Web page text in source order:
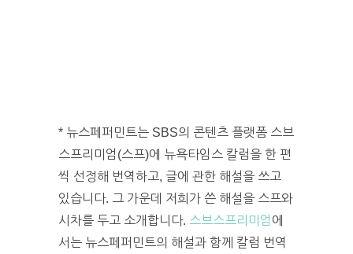
* 뉴스페퍼민트는 SBS의 콘텐츠 플랫폼 스브
스프리미엄(스프)에 뉴욕타임스 칼럼을 한 편
씩 선정해 번역하고, 글에 관한 해설을 쓰고
있습니다. 그 가운데 저희가 쓴 해설을 스프와
시차를 두고 소개합니다. 스브스프리미엄 에
서는 뉴스페퍼민트의 해설과 함께 칼럼 번역